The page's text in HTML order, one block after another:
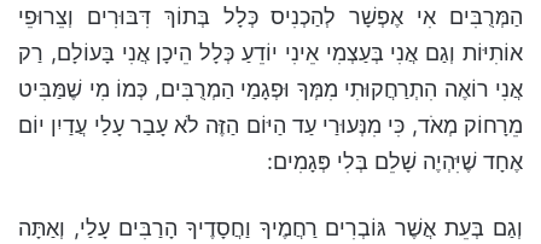
הַמְּרֻבִּים אִי אֶפְשָׁר לְהַכְנִיס כְּלָל בְּתוֹךְ דִּבּוּרִים וְצֵרוּפֵי
אוֹתִיּוֹת וְגַם אֲנִי בְּעַצְמִי אֵינִי יוֹדֵעַ כְּלָל הֵיכָן אֲנִי בָּעוֹלָם, רַק
אֲנִי רוֹאֶה הִתְרַחֲקוּתִי מִמְּךָ וּפְגָמַי הַמְרֻבִּים, כְּמוֹ מִי שֶׁמַּבִּיט
מֵרָחוֹק מְאֹד, כִּי מִנְּעוּרַי עַד הַיּוֹם הַזֶּה לֹא עָבַר עָלַי עֲדַיִן יוֹם
אֶחָד שֶׁיִּהְיֶה שָׁלֵם בְּלִי פְּגָמִים:
וְגַם בְּעֵת אֲשֶׁר גּוֹבְרִים רַחֲמֶיךָ וַחֲסָדֶיךָ הָרַבִּים עָלַי, וְאַתָּה